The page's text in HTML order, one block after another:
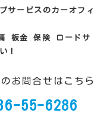
サービスのカーオフィ
板金 保険 ロードサ
！
お問合せはこちら
55-6286